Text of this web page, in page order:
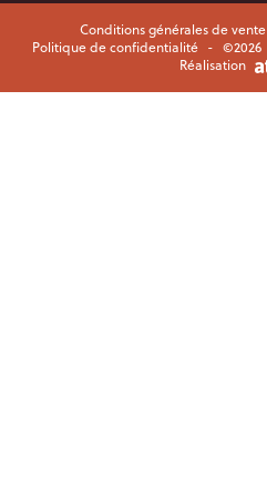
Conditions générales de vente
Politique de confidentialité - ©2026
Réalisation